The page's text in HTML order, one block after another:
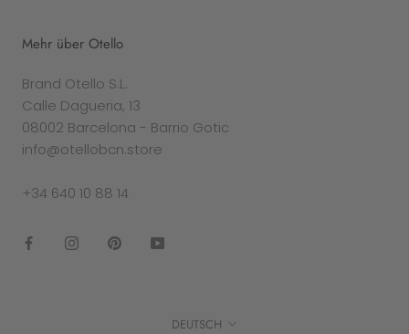
Mehr über Otello
Brand Otello S.L.
Calle Dagueria, 13
08002 Barcelona - Barrio Gotic
info@otellobcn.store
+34 640 10 88 14
Sprache
DEUTSCH